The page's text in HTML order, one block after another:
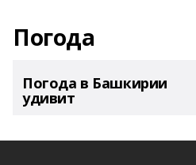
Погода
Погода в Башкирии
удивит